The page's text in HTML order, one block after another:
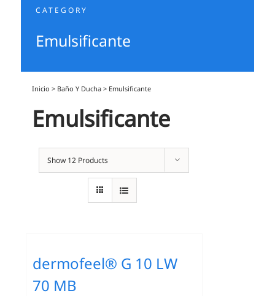
CATEGORY
Emulsificante
Inicio > Baño Y Ducha > Emulsificante
Emulsificante
Show 12 Products
dermofeel® G 10 LW
70 MB